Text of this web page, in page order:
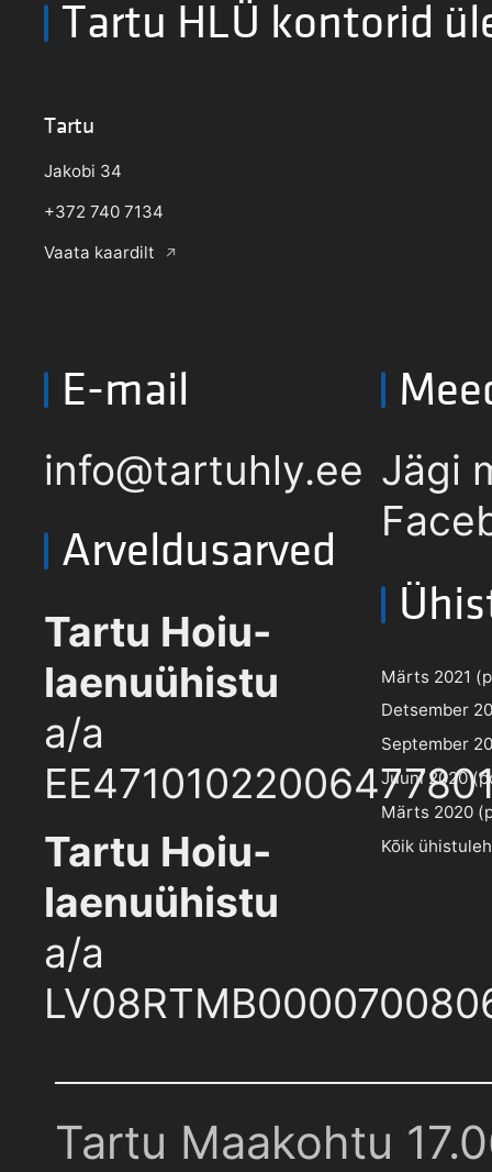
Tartu HLÜ kontorid
Tartu
Jakobi 34
+372 740 7134
Vaata kaardilt
E-mail
info@tartuhly.ee
Arveldusarved
Tartu Hoiu-
laenuühistu
a/a
Tartu Hoiu-
laenuühistu
a/a
Jägi
Märts 2021
Detsember
September
Juuni 2020
Märts 2020
Kõik
Tartu Maakohtu